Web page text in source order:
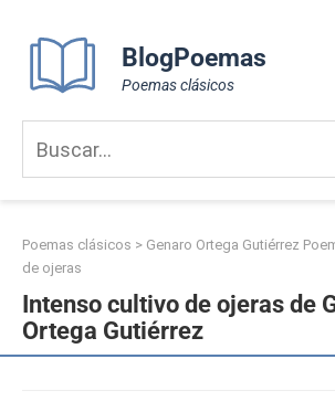
content
BlogPoemas
Poemas clásicos
Poemas clásicos > Genaro Ortega Gutiérrez
de ojeras
Intenso cultivo de ojeras de
Ortega Gutiérrez